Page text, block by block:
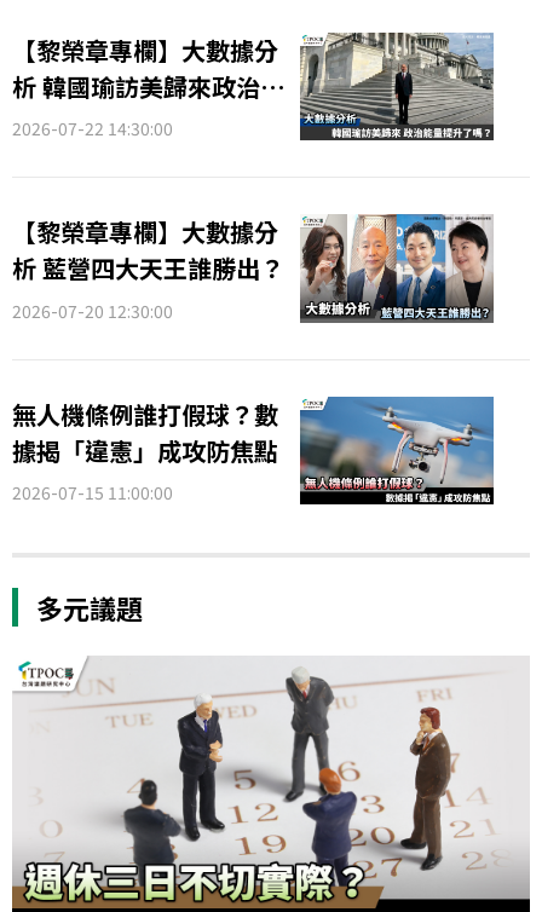
【黎榮章專欄】大數據分
析 韓國瑜訪美歸來政治能
量提升了嗎？
2026-07-22 14:30:00
【黎榮章專欄】大數據分
析 藍營四大天王誰勝出？
2026-07-20 12:30:00
無人機條例誰打假球？數
據揭「違憲」成攻防焦點
2026-07-15 11:00:00
多元議題